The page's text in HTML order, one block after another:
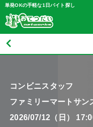
単発OKの手軽な1日バイト探し
コンビニスタッフ
ファミリーマートサン
2026/07/12（日）